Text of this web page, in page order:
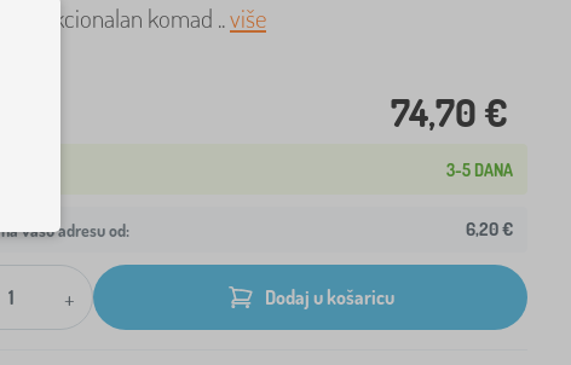
funkcionalan komad ..više
74,70 €
3-5 DANA
vašu adresu od: 6,20 €
+ Dodaj u košaricu